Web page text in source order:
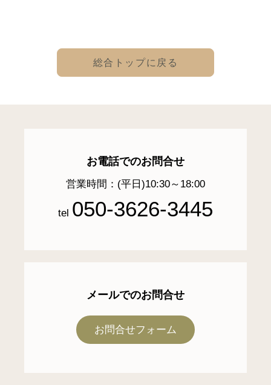
総合トップに戻る
お電話でのお問合せ
営業時間：(平日)10:30～18:00
tel 050-3626-3445
メールでのお問合せ
お問合せフォーム